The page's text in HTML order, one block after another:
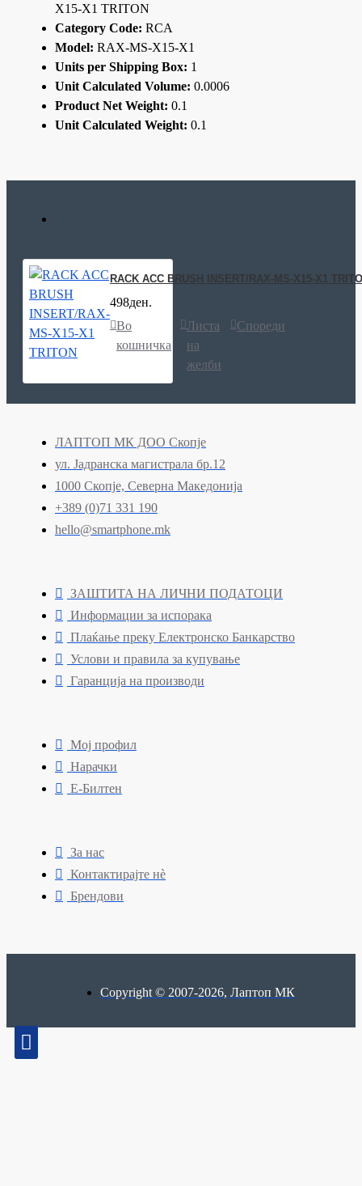
X15-X1 TRITON
Category Code: RCA
Model: RAX-MS-X15-X1
Units per Shipping Box: 1
Unit Calculated Volume: 0.0006
Product Net Weight: 0.1
Unit Calculated Weight: 0.1
RACK ACC BRUSH INSERT/RAX-MS-X15-X1
498ден.
Во
кошничка
Листа
на
желби
Спореди
ЛАПТОП МК ДОО Скопје
ул. Јадранска магистрала бр.12
1000 Скопје, Северна Македонија
+389 (0)71 331 190
hello@smartphone.mk
ЗАШТИТА НА ЛИЧНИ ПОДАТОЦИ
Информации за испорака
Плаќање преку Електронско Банкарство
Услови и правила за купување
Гаранција на производи
Мој профил
Нарачки
Е-Билтен
За нас
Контактирајте нè
Брендови
Copyright © 2007-2026, Лаптоп МК